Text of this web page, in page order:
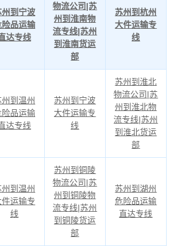
州到宁波
险品运输
达专线
物流公司|苏
州到淮南物
流专线|苏州
到淮南货运
部
苏州到杭州
大件运输专
线
州到温州
险品运输
达专线
苏州到宁波
大件运输专
线
苏州到淮北
物流公司|苏
州到淮北物
流专线|苏州
到淮北货运
部
州到温州
件运输专
线
苏州到铜陵
物流公司|苏
州到铜陵物
流专线|苏州
到铜陵货运
部
苏州到湖州
危险品运输
直达专线